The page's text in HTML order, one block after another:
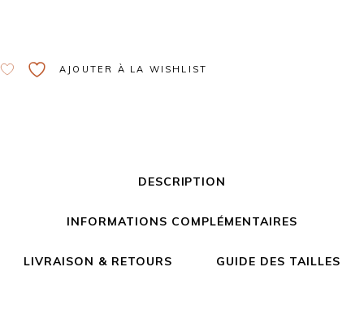
AJOUTER À LA WISHLIST
DESCRIPTION
INFORMATIONS COMPLÉMENTAIRES
LIVRAISON & RETOURS GUIDE DES TAILLES